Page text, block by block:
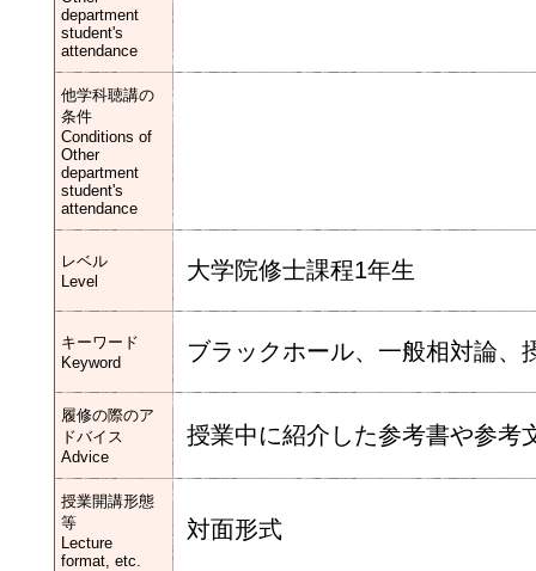
department
student's
attendance
他学科聴講の
条件
Conditions of
Other
department
student's
attendance
レベル
Level
大学院修士課程1年生
キーワード
Keyword
ブラックホール、一般相対論、
履修の際のア
ドバイス
Advice
授業中に紹介した参考書や参考
授業開講形態
等
Lecture
format, etc.
対面形式